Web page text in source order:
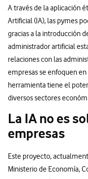
A través de la aplicación
Artificial (IA), las pymes
gracias a la introducción
administrador artificial
relaciones con las
empresas se enfoquen
herramienta tiene el
diversos sectores
La IA no es
empresas
Este proyecto,
Ministerio de Economía,